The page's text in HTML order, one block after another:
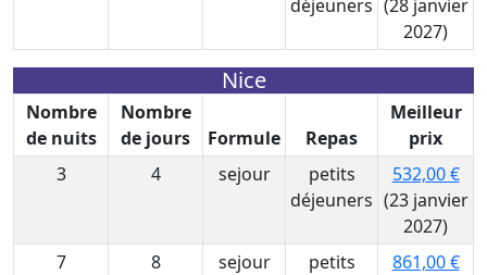
déjeuners (28 janvier
2027)
Nice
Nombre
de nuits
Nombre
de jours
Formule Repas
Meilleur
prix
3
4 sejour
petits
déjeuners
532,00 €
(23 janvier
2027)
7
8 sejour
petits
861,00 €